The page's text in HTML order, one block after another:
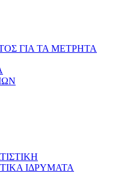
ΓΙΑ ΤΑ ΜΕΤΡΗΤΑ
ΙΔΡΥΜΑΤΑ